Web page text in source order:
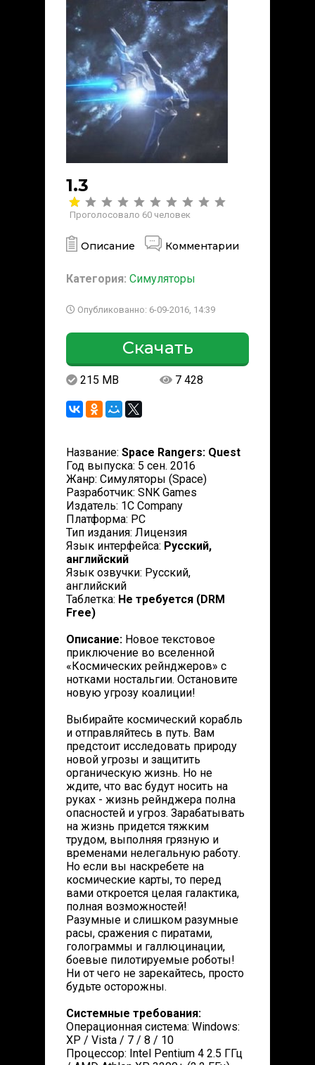
1.3
Проголосовало 60 человек
Описание Комментарии
Категория: Симуляторы
Опубликованно: 6-09-2016, 14:39
Скачать
215 MB 7 428
Название: Space Rangers: Quest
Год выпуска: 5 сен. 2016
Жанр: Симуляторы (Space)
Разработчик: SNK Games
Издатель: 1C Company
Платформа: РС
Тип издания: Лицензия
Язык интерфейса: Русский,
английский
Язык озвучки: Русский,
английский
Таблетка: Не требуется (DRM
Free)
Описание: Новое текстовое
приключение во вселенной
«Космических рейнджеров» с
нотками ностальгии. Остановите
новую угрозу коалиции!
Выбирайте космический корабль
и отправляйтесь в путь. Вам
предстоит исследовать природу
новой угрозы и защитить
органическую жизнь. Но не
ждите, что вас будут носить на
руках - жизнь рейнджера полна
опасностей и угроз. Зарабатывать
на жизнь придется тяжким
трудом, выполняя грязную и
временами нелегальную работу.
Но если вы наскребете на
космические карты, то перед
вами откроется целая галактика,
полная возможностей!
Разумные и слишком разумные
расы, сражения с пиратами,
голограммы и галлюцинации,
боевые пилотируемые роботы!
Ни от чего не зарекайтесь, просто
будьте осторожны.
Системные требования:
Операционная система: Windows:
XP / Vista / 7 / 8 / 10
Процессор: Intel Pentium 4 2.5 ГГц